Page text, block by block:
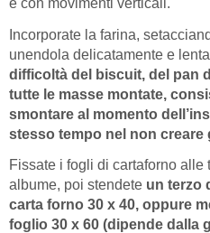
e con movimenti verticali.
Incorporate la farina,
unendola delicatamente e
difficoltà del biscuit, del pan
tutte le masse montate,
smontare al momento
stesso tempo nel non creare
Fissate i fogli di cartaforno alle
albume, poi stendete un terzo
carta forno 30 x 40, oppure
foglio 30 x 60 (dipende dalla